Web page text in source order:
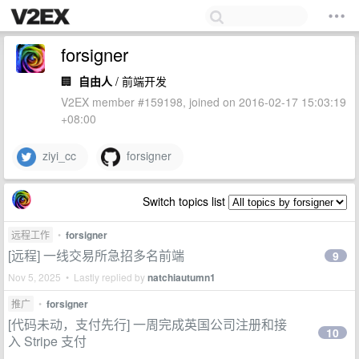
forsigner
🏢 自由人 / 前端开发
V2EX member #159198, joined on 2016-02-17 15:03:19
+08:00
ziyi_cc forsigner
Switch topics list
远程工作 • forsigner
[远程] 一线交易所急招多名前端
Nov 5, 2025 • Lastly replied bynatchiautumn1
9
推广 • forsigner
[代码未动，支付先行] 一周完成英国公司注册和接
入 Stripe 支付
10